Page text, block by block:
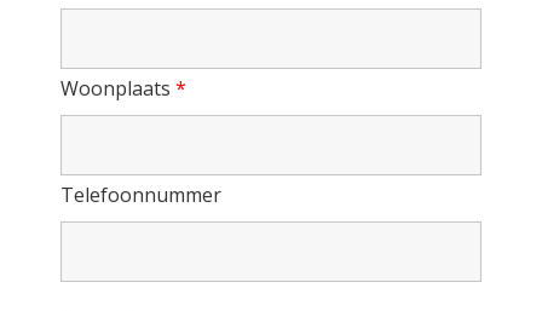
Woonplaats *
Telefoonnummer